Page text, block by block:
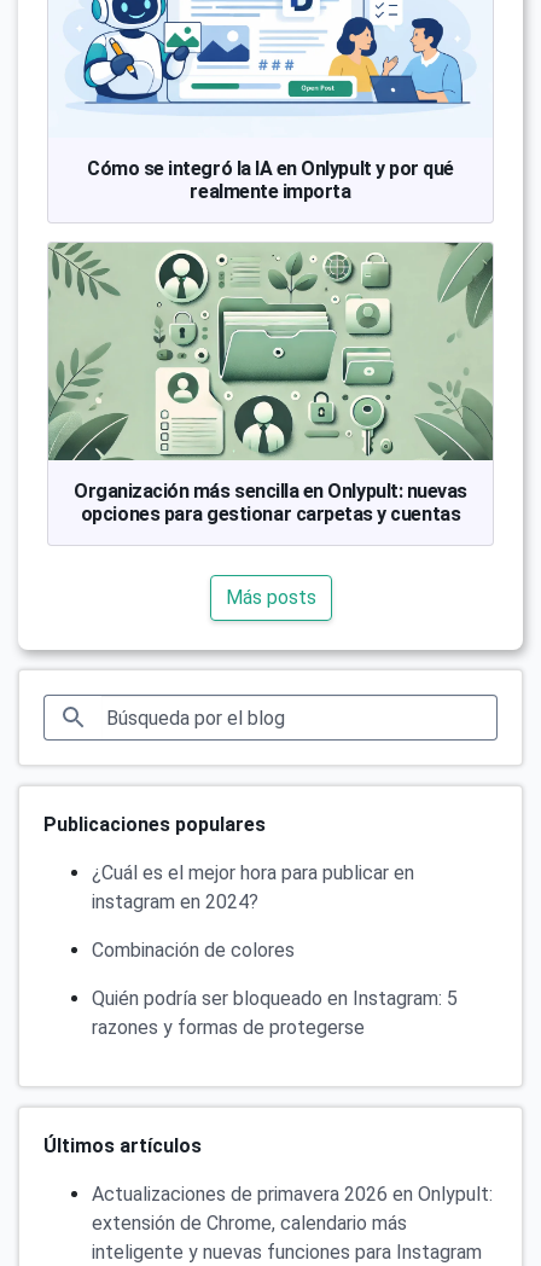
Cómo se integró la IA en Onlypult y por qué
realmente importa
Organización más sencilla en Onlypult: nuevas
opciones para gestionar carpetas y cuentas
Más posts
Publicaciones populares
¿Cuál es el mejor hora para publicar en
instagram en 2024?
Combinación de colores
Quién podría ser bloqueado en Instagram: 5
razones y formas de protegerse
Últimos artículos
Actualizaciones de primavera 2026 en Onlypult:
extensión de Chrome, calendario más
inteligente y nuevas funciones para Instagram